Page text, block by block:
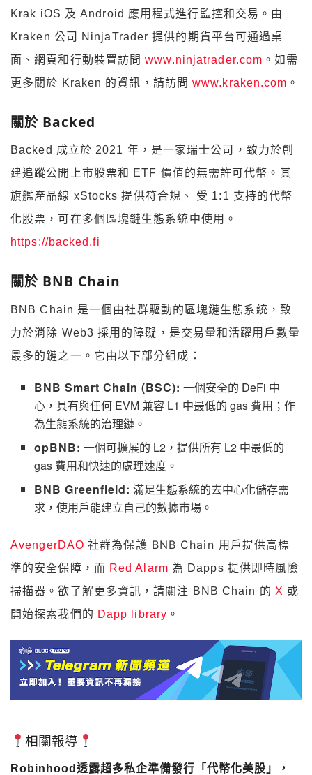
Krak iOS 及 Android 應用程式進行監控和交易。由
Kraken 公司 NinjaTrader 提供的期貨平台可通過桌
面、網頁和行動裝置訪問www.ninjatrader.com 。如需
更多關於 Kraken 的資訊，請訪問 www.kraken.com 。
關於 Backed
Backed 成立於 2021 年，是一家瑞士公司，致力於創
建追蹤公開上市股票和 ETF 價值的無需許可代幣。其
旗艦產品線 xStocks 提供符合規、 受 1:1 支持的代幣
化股票，可在多個區塊鏈生態系統中使用。
https://backed.fi
關於 BNB Chain
BNB Chain 是一個由社群驅動的區塊鏈生態系統，致
力於消除 Web3 採用的障礙，是交易量和活躍用戶數量
最多的鏈之一。它由以下部分組成：
BNB Smart Chain (BSC): 一個安全的 DeFi 中
心，具有與任何 EVM 兼容 L1 中最低的 gas 費用；作
為生態系統的治理鏈。
opBNB: 一個可擴展的 L2，提供所有 L2 中最低的
gas 費用和快速的處理速度。
BNB Greenfield: 滿足生態系統的去中心化儲存需
求，使用戶能建立自己的數據市場。
AvengerDAO 社群為保護 BNB Chain 用戶提供高標
準的安全保障 ，而 Red Alarm 為 Dapps 提供即時風險
掃描器。欲了解更多資訊 ，請關注 BNB Chain 的 X 或
開始探索我們的 Dapp library 。
相關報導
Robinhood透露超多私企準備發行「代幣化美股」，